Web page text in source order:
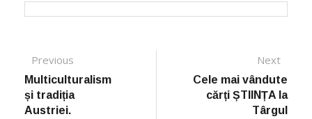
Post navigation
Previous
Multiculturalism
și tradiția
Austriei.
Next
Cele mai vândute
cărți ȘTIINȚA la
Târgul